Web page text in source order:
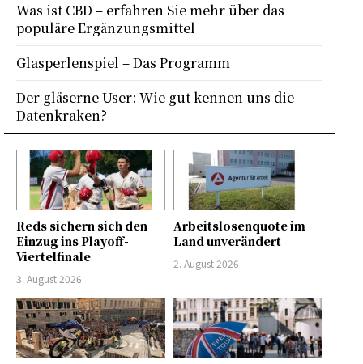
Reds sichern sich den
Einzug ins Playoff-
Viertelfinale
3. August 2026
Arbeitslosenquote im
Land unverändert
2. August 2026
Was ist CBD – erfahren Sie mehr über das
populäre Ergänzungsmittel
Glasperlenspiel – Das Programm
Der gläserne User: Wie gut kennen uns die
Datenkraken?